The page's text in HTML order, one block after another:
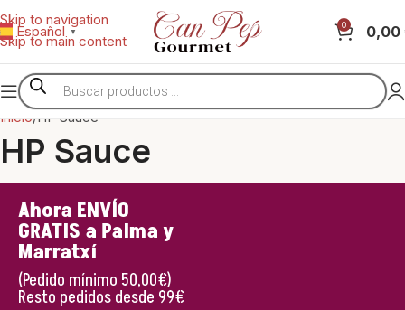
Skip to navigation
Skip to main content
Español ▼
0 0,00
Inicio HP Sauce
HP Sauce
Ahora ENVÍO
GRATIS a Palma y
Marratxí
(Pedido mínimo 50,00€)
Resto pedidos desde 99€